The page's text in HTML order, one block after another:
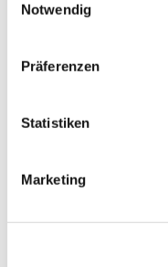
Notwendig
Präferenzen
Statistiken
Marketing